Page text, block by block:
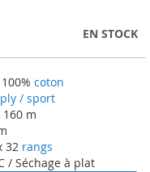
EN STOCK
100% coton
/ sport
m
32 rangs
/ Séchage à plat